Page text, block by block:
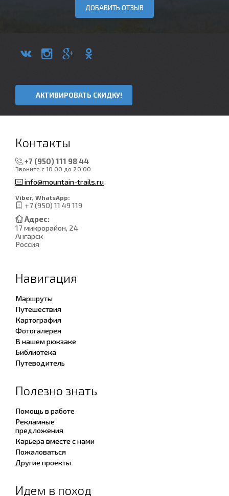
ДОБАВИТЬ ОТЗЫВ
АКТИВИРОВАТЬ СКИДКУ!
Контакты
+7 (950) 111 98 44
Звоните с 10:00 до 20:00
info@mountain-trails.ru
Viber, WhatsApp:
+7 (950) 11 49 119
Адрес:
17 микрорайон, 24
Ангарск
Россия
Навигация
Маршруты
Путешествия
Картография
Фотогалерея
В нашем рюкзаке
Библиотека
Путеводитель
Полезно знать
Помощь в работе
Рекламные
предложения
Карьера вместе с нами
Пожаловаться
Другие проекты
Идем в поход